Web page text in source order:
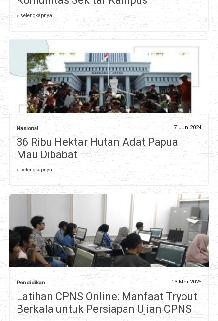
» selengkapnya
Nasional 7 Jun 2024
36 Ribu Hektar Hutan Adat Papua
Mau Dibabat
» selengkapnya
Pendidikan 13 Mei 2025
Latihan CPNS Online: Manfaat Tryout
Berkala untuk Persiapan Ujian CPNS